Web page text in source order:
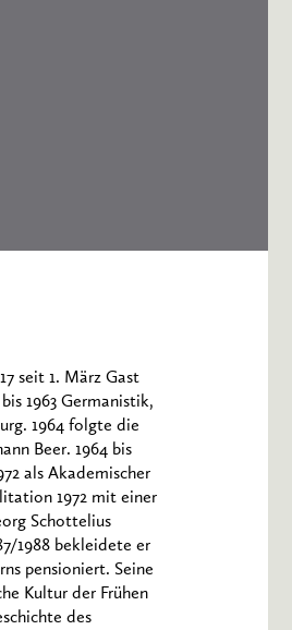
seit 1. März Gast
1963 Germanistik,
1964 folgte die
Beer. 1964 bis
als Akademischer
1972 mit einer
Schottelius
1988 bekleidete er
pensioniert. Seine
Kultur der Frühen
des